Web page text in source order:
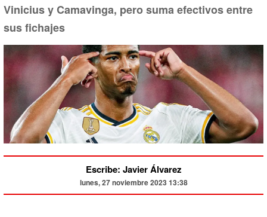
Vinicius y Camavinga, pero suma efectivos entre
sus fichajes
Escribe: Javier Álvarez
lunes, 27 noviembre 2023 13:38